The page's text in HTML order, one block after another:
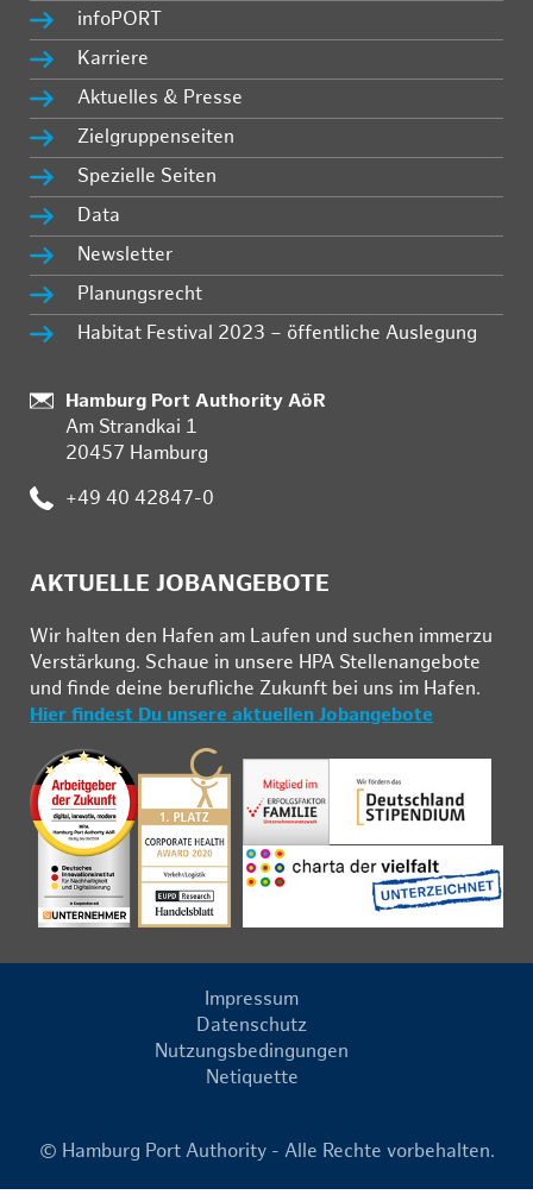
infoPORT
Karriere
Aktuelles & Presse
Zielgruppenseiten
Spezielle Seiten
Data
Newsletter
Planungsrecht
Habitat Festival 2023 – öffentliche Auslegung
Standort:
Hamburg Port Authority AöR
Am Strandkai 1
20457 Hamburg
Telefon:
+49 40 42847-0
AKTUELLE JOBANGEBOTE
Wir hal­ten den Ha­fen am Lau­fen und su­chen im­mer­zu
Ver­stär­kung. Schau­e in un­se­re HPA Stel­len­an­ge­bo­te
und fin­de deine be­ruf­li­che Zu­kunft bei uns im Ha­fen.
Hier findest Du unsere aktuellen Jobangebote
Impressum
Datenschutz
Nutzungsbedingungen
Netiquette
© Hamburg Port Authority - Alle Rechte vorbehalten.